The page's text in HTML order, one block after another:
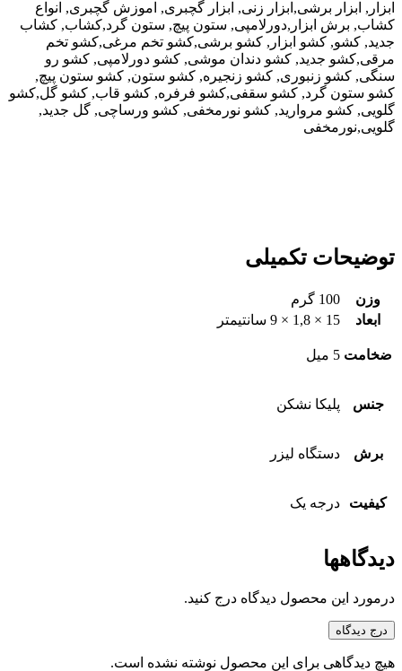
ابزار, ابزار برشی,ابزار زنی, ابزار گچبری, اموزش گچبری, انواع
کشاب, برش ابزار,دورلامپی, ستون پیچ, ستون گرد,کشاب, کشاب
جدید, کشو, کشو ابزار, کشو برشی,کشو تخم مرغی,کشو تخم
مرقی,کشو جدید, کشو دندان موشی, کشو دورلامپی, کشو رو
سنگی, کشو زنبوری, کشو زنجیره, کشو ستون, کشو ستون پیچ,
کشو ستون گرد, کشو سقفی,کشو فرفره, کشو قاب, کشو گل,کشو
گلویی, کشو مروارید, کشو نورمخفی, کشو ورساچی, گل جدید,
گلویی,نورمخفی
توضیحات تکمیلی
وزن
100 گرم
ابعاد
15 × 1,8 × 9 سانتیمتر
ضخامت 5 میل
جنس پلیکا نشکن
برش دستگاه لیزر
کیفیت درجه یک
دیدگاهها
درمورد این محصول دیدگاه درج کنید.
درج دیدگاه
هیچ دیدگاهی برای این محصول نوشته نشده است.